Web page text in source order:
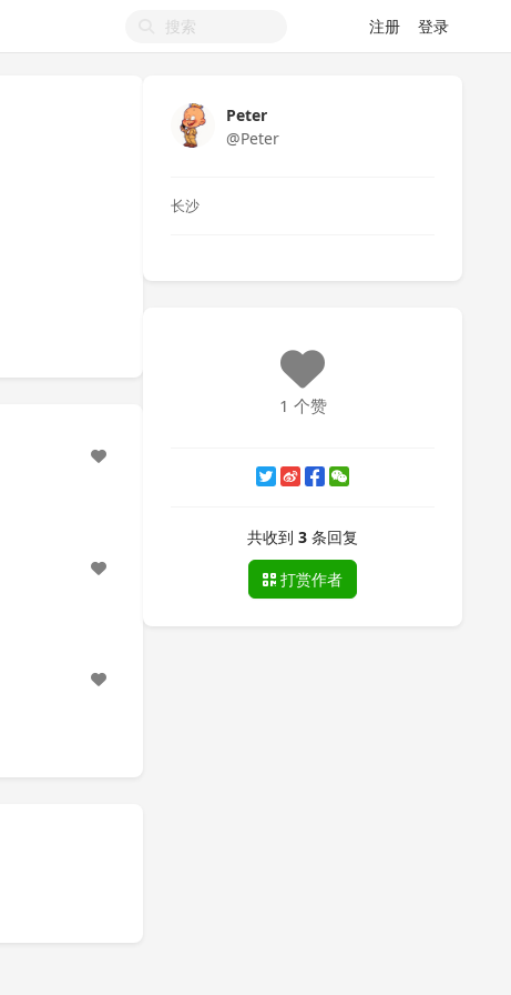
注册 登录
Peter
@Peter
长沙
1 个赞
共收到 3 条回复
打赏作者